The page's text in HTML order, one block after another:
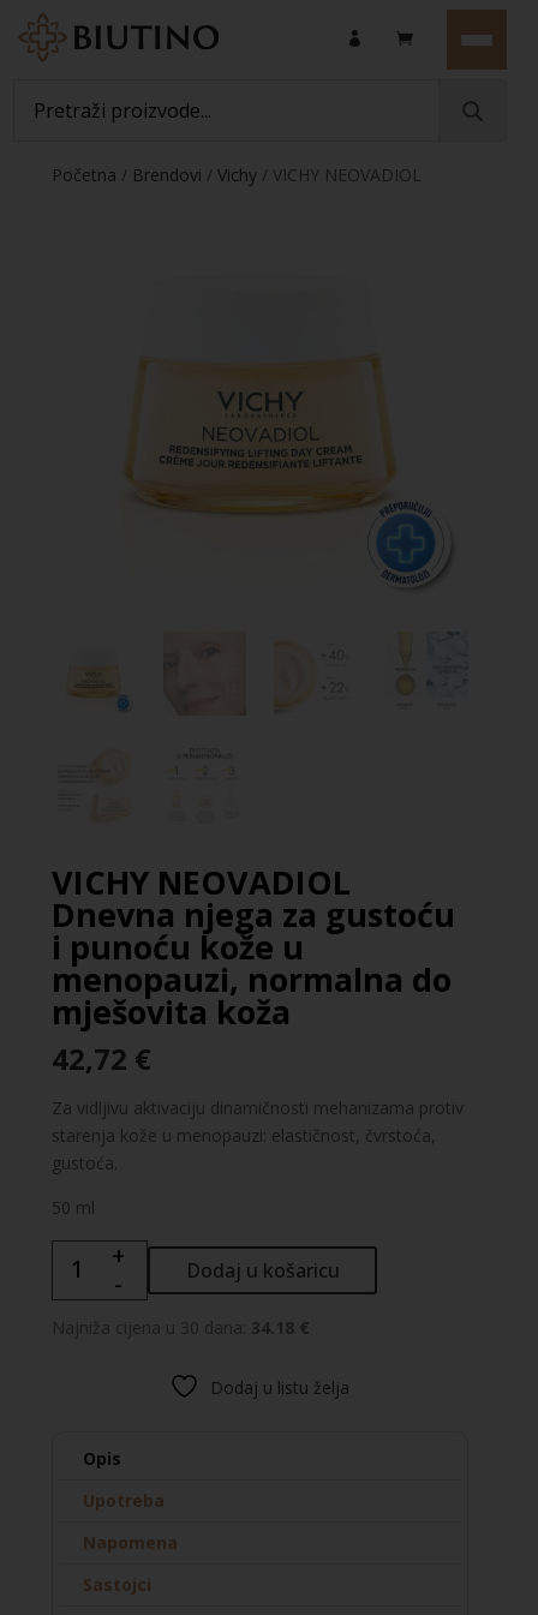
Početna / Brendovi /Vichy / VICHY NEOVADIOL
VICHY NEOVADIOL
Dnevna njega za gustoću
i punoću kože u
menopauzi, normalna do
mješovita koža
42,72 €
Za vidljivu aktivaciju dinamičnosti mehanizama protiv
starenja kože u menopauzi: elastičnost, čvrstoća,
gustoća.
50 ml
NEOVADIOL
njega
punoću
normalna
+
-
Dodaj u košaricu
Najniža cijena u 30 dana: 34.18 €
Dodaj u listu želja
Opis
Upotreba
Napomena
Sastojci